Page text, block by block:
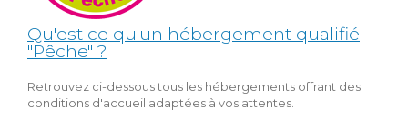
Qu'est ce qu'un hébergement qualifié
"Pêche" ?
Retrouvez ci-dessous tous les hébergements offrant des
conditions d'accueil adaptées à vos attentes.